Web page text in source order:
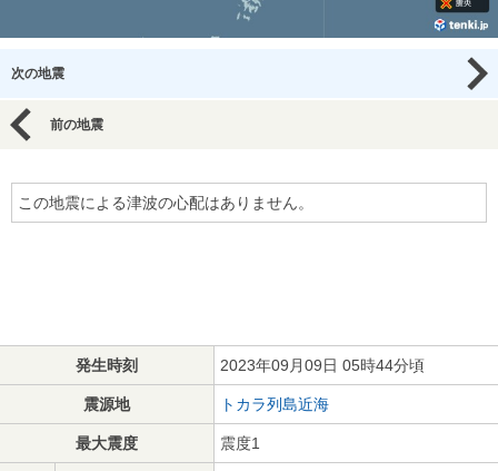
次の地震
前の地震
この地震による津波の心配はありません。
発生時刻 2023年09月09日 05時44分頃
震源地 トカラ列島近海
最大震度 震度1